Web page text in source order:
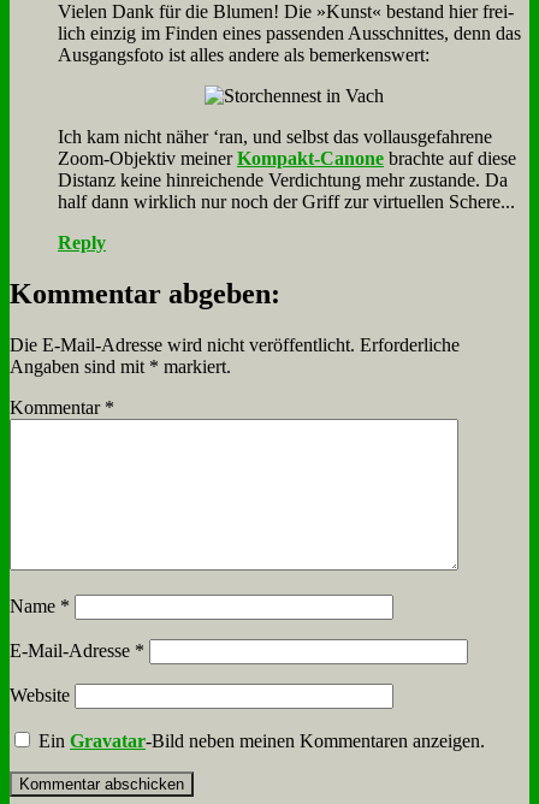
Vie­len Dank für die Blu­men! Die »Kunst« be­stand hier frei­
lich ein­zig im Fin­den ei­nes pas­sen­den Aus­schnit­tes, denn das
Aus­gangs­fo­to ist al­les an­de­re als be­mer­kens­wert:
Ich kam nicht nä­her ‘ran, und selbst das voll­aus­ge­fah­re­ne
Zoom-Ob­jek­tiv mei­nerKom­pakt-Ca­no­ne brach­te auf die­se
Di­stanz kei­ne hin­rei­chen­de Ver­dich­tung mehr zu­stan­de. Da
half dann wirk­lich nur noch der Griff zur vir­tu­el­len Sche­re...
Reply
Kommentar abgeben:
Die E-Mail-Adresse wird nicht veröffentlicht. Erforderliche
Angaben sind mit * markiert.
Kommentar *
Name *
E-Mail-Adresse *
Website
EinGravatar-Bild neben meinen Kommentaren anzeigen.